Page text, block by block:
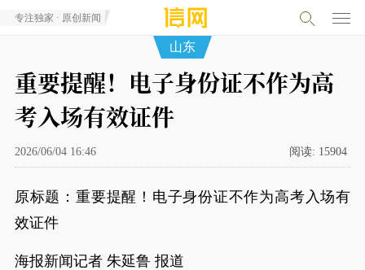
专注独家 · 原创新闻
山东
重要提醒！电子身份证不作为高
考入场有效证件
2026/06/04 16:46 阅读: 15904
原标题：重要提醒！电子身份证不作为高考入场有
效证件
海报新闻记者 朱延鲁 报道